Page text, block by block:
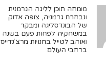
מומחה תוכן לליגה הגרמנית
ונבחרת גרמניה, צופה אדוק
של הבונדסליגה ומבקר
במשחקיה לפחות פעם בשנה
ואוהב לטייל בחנויות מרצ'נדייס
ברחבי העולם